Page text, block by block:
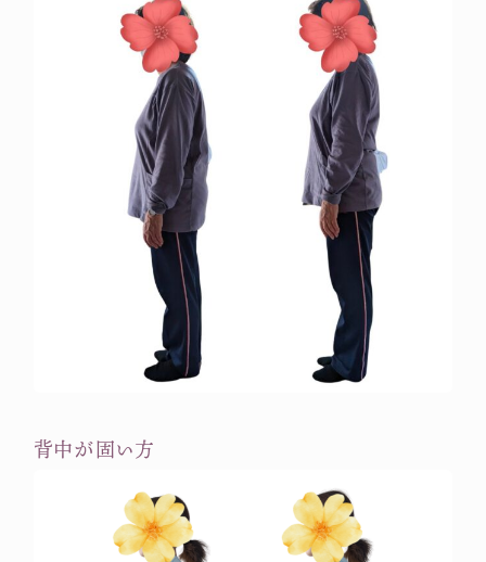
背中が固い方